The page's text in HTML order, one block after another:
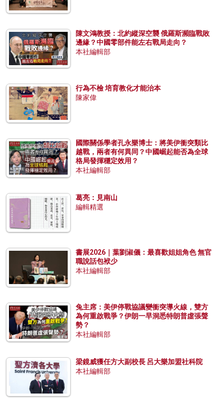
陳文鴻教授：北約縱深空襲 俄羅斯瀕臨戰敗
邊緣？中國零部件能左右戰局走向？
本社編輯部
行為不檢 培育教化才能治本
陳家偉
國際關係學者孔永樂博士：將美伊衝突類比
越戰，兩者有何異同？中國崛起能否為全球
格局發揮穩定效用？
本社編輯部
葛亮：見南山
編輯精選
書展2026｜葉劉淑儀：最喜歡姐姐角色 無官
職說話包袱少
本社編輯部
兔主席：美伊停戰協議變衝突導火線，雙方
為何重啟戰爭？伊朗一早洞悉特朗普虛張聲
勢？
本社編輯部
梁鏡威獲任方大副校長 呂大樂加盟社科院
本社編輯部